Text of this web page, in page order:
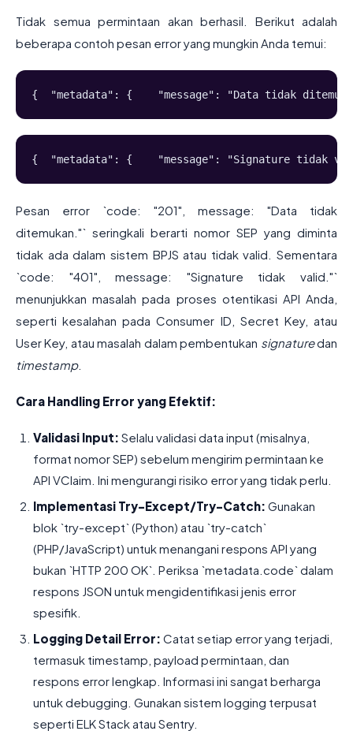
Tidak semua permintaan akan berhasil. Berikut adalah
beberapa contoh pesan error yang mungkin Anda temui:
{  "metadata": {    "message": "Data tidak
{  "metadata": {    "message": "Signature tidak
Pesan error `code: "201", message: "Data tidak
ditemukan."` seringkali berarti nomor SEP yang diminta
tidak ada dalam sistem BPJS atau tidak valid. Sementara
`code: "401", message: "Signature tidak valid."`
menunjukkan masalah pada proses otentikasi API Anda,
seperti kesalahan pada Consumer ID, Secret Key, atau
User Key, atau masalah dalam pembentukan signaturedan
timestamp.
Cara Handling Error yang Efektif:
Validasi Input: Selalu validasi data input (misalnya,
format nomor SEP) sebelum mengirim permintaan ke
API VClaim. Ini mengurangi risiko error yang tidak perlu.
Implementasi Try-Except/Try-Catch: Gunakan
blok `try-except` (Python) atau `try-catch`
(PHP/JavaScript) untuk menangani respons API yang
bukan `HTTP 200 OK`. Periksa `metadata.code` dalam
respons JSON untuk mengidentifikasi jenis error
spesifik.
Logging Detail Error: Catat setiap error yang terjadi,
termasuk timestamp, payload permintaan, dan
respons error lengkap. Informasi ini sangat berharga
untuk debugging. Gunakan sistem logging terpusat
seperti ELK Stack atau Sentry.